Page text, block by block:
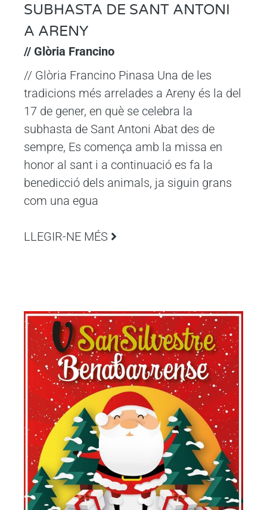
SUBHASTA DE SANT ANTONI
A ARENY
// Glòria Francino
// Glòria Francino Pinasa Una de les
tradicions més arrelades a Areny és la del
17 de gener, en què se celebra la
subhasta de Sant Antoni Abat des de
sempre, Es comença amb la missa en
honor al sant i a continuació es fa la
benedicció dels animals, ja siguin grans
com una egua
LLEGIR-NE MÉS